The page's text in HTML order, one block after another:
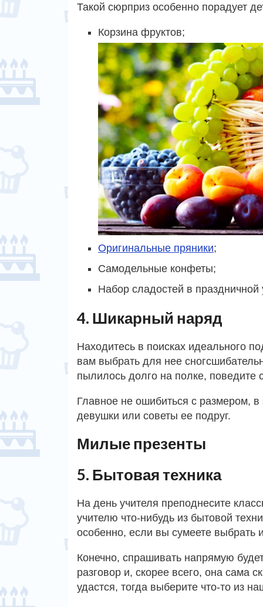
Такой сюрприз особенно порадует
Корзина фруктов;
Оригинальные пряники;
Самодельные конфеты;
Набор сладостей в праздничной
4. Шикарный наряд
Находитесь в поисках идеального
вам выбрать для нее
пылилось долго на полке, поведите
Главное не ошибиться с размером,
девушки или советы ее подруг.
Милые презенты
5. Бытовая техника
На день учителя преподнесите
учителю что-нибудь из бытовой
особенно, если вы сумеете выбрать
Конечно, спрашивать напрямую
разговор и, скорее всего, она сама
удастся, тогда выберите что-то из